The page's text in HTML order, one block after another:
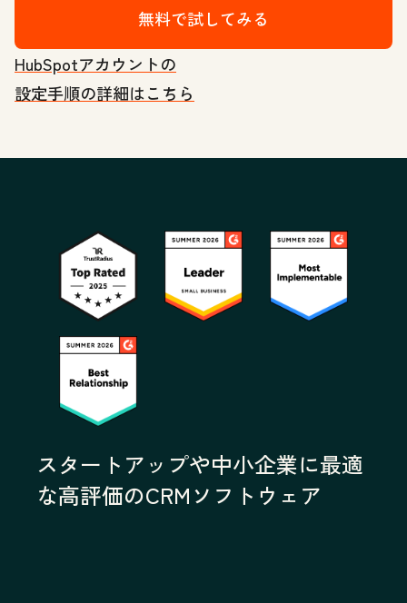
無料で試してみる
HubSpotアカウントの
設定手順の詳細はこちら
スタートアップや中小企業に最適
な高評価のCRMソフトウェア